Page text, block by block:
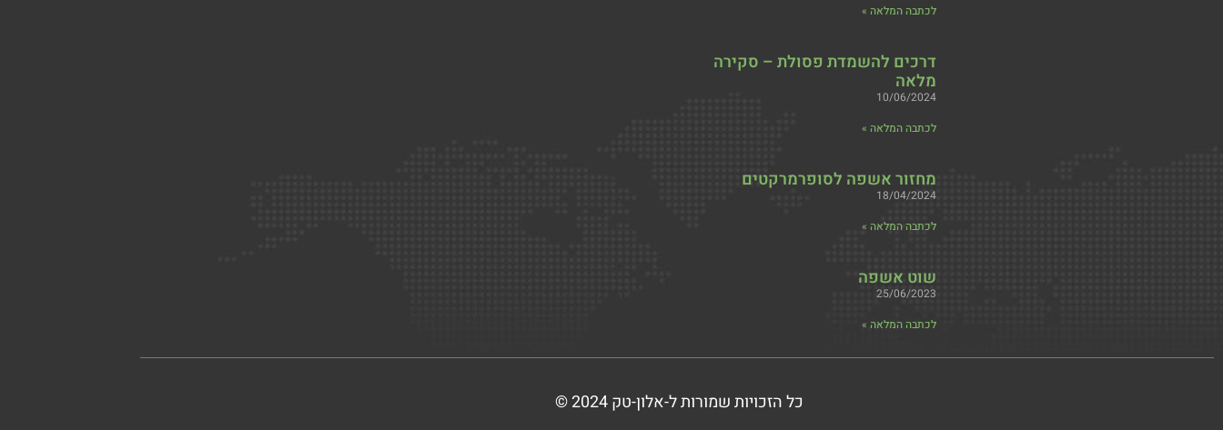
לכתבה המלאה »
דרכים להשמדת פסולת – סקירה
מלאה
10/06/2024
לכתבה המלאה »
מחזור אשפה לסופרמרקטים
18/04/2024
לכתבה המלאה »
שוט אשפה
25/06/2023
לכתבה המלאה »
כל הזכויות שמורות ל-אלון-טק 2024 ©